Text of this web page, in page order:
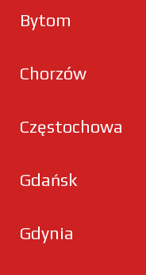
Bytom
Chorzów
Częstochowa
Gdańsk
Gdynia